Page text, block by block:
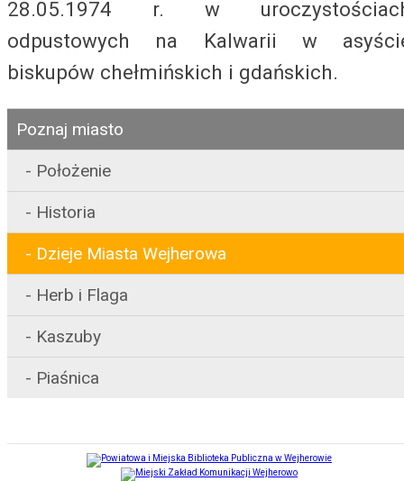
28.05.1974 r. w
odpustowych na Kalwarii w
biskupów chełmińskich i gdańskich.
Poznaj miasto
Położenie
Historia
Dzieje Miasta Wejherowa
Herb i Flaga
Kaszuby
Piaśnica